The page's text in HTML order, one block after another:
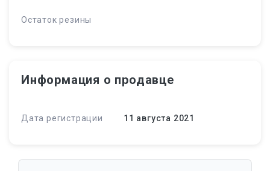
Остаток резины
Информация о продавце
Дата регистрации 11 августа 2021